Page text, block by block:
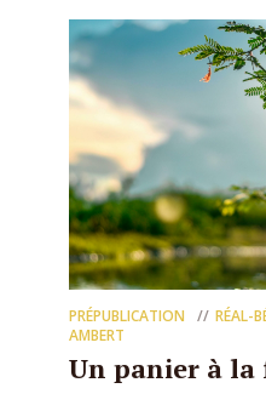
PRÉPUBLICATION
RÉAL-
AMBERT
Un panier à la